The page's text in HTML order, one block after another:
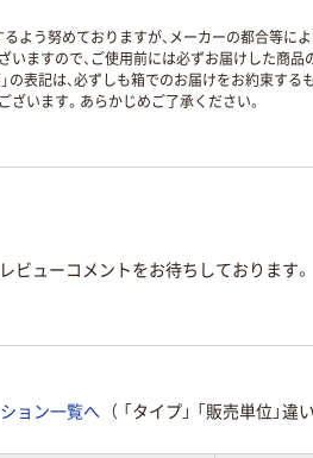
う努めておりますが、メーカーの都合等によ
ますので、ご使用前には必ずお届けした商
の表記は、必ずしも箱でのお届けをお約束する
います。あらかじめご了承ください。
ビューコメントをお待ちしております。
ョン一覧へ （ 「タイプ」 「販売単位」違